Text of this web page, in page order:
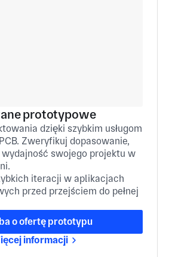
prototypowe
dzięki szybkim usługom
Zweryfikuj dopasowanie,
swojego projektu w
iteracji w aplikacjach
przed przejściem do pełnej
o ofertę prototypu
informacji